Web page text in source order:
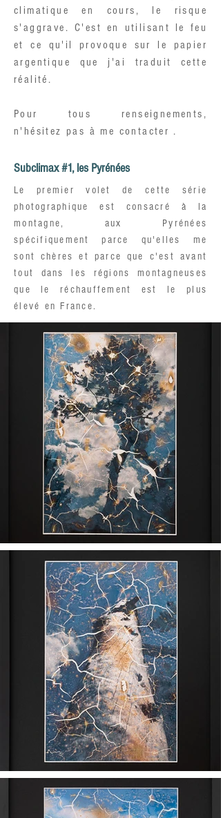
climatique en cours, le risque
s'aggrave. C'est en utilisant le feu
et ce qu'il provoque sur le papier
argentique que j'ai traduit cette
réalité.
Pour tous renseignements,
n'hésitez pas à me contacter .
Subclimax #1, les Pyrénées
Le premier volet de cette série
photographique est consacré à la
montagne, aux Pyrénées
spécifiquement parce qu'elles me
sont chères et parce que c'est avant
tout dans les régions montagneuses
que le réchauffement est le plus
élevé en France.